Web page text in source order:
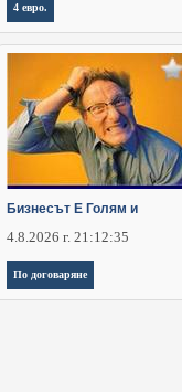
4 евро.
Бизнесът Е Голям и
4.8.2026 г. 21:12:35
По договаряне